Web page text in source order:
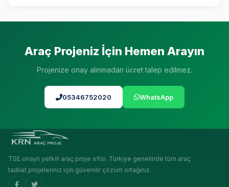
Araç Projeniz İçin Hemen Arayın
Projenize onay alınmadan ücret talep edilmez.
05346752020 WhatsApp
TSE onaylı yetkili araç proje ofisi. Türkiye genelinde tüm araç
tadilat projeleriniz için güvenilir çözüm ortağınız.